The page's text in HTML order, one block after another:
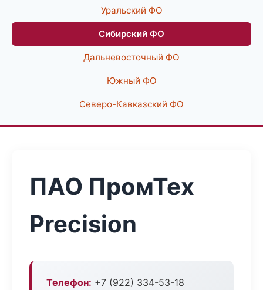
Уральский ФО
Сибирский ФО
Дальневосточный ФО
Южный ФО
Северо-Кавказский ФО
ПАО ПромТех
Precision
Телефон: +7 (922) 334-53-18